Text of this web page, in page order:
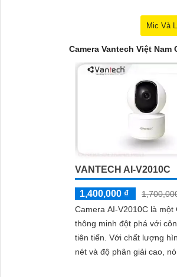
Mic Và
Camera Vantech Việt
VANTECH AI-V2010C
1,400,000 ₫
Camera AI-V2010C là một
thông minh đột phá với
tiên tiến. Với chất lượng hình ảnh sắc
nét và độ phân giải cao,